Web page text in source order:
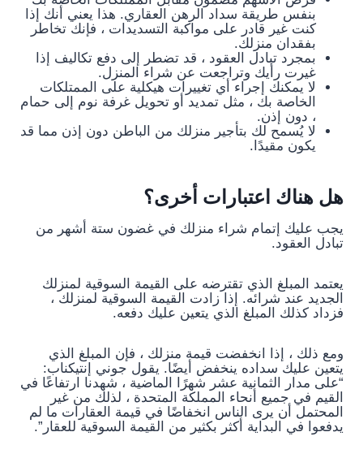
بنفس طريقة سداد الرهن العقاري. هذا يعني أنك إذا
كنت غير قادر على مواكبة التسديدات ، فإنك تخاطر
بفقدان منزلك.
بمجرد تبادل العقود ، قد تضطر إلى دفع تكاليف إذا
غيرت رأيك وتراجعت عن شراء المنزل.
لا يمكنك إجراء أي تغييرات هيكلية على الممتلكات
الخاصة بك ، مثل تمديد أو تحويل غرفة نوم إلى حمام
، دون إذن.
لا يُسمح لك بتأجير منزلك من الباطن دون إذن مما قد
يكون مقيدًا.
هل هناك اعتبارات أخرى؟
يجب عليك إتمام شراء منزلك في غضون ستة أشهر من
تبادل العقود.
يعتمد المبلغ الذي تقترضه على القيمة السوقية لمنزلك
الجديد عند شرائه. إذا زادت القيمة السوقية لمنزلك ،
فزداد كذلك المبلغ الذي يتعين عليك دفعه.
ومع ذلك ، إذا انخفضت قيمة منزلك ، فإن المبلغ الذي
يتعين عليك سداده ينخفض ​​أيضًا. يقول جوني إنتيكناب:
“على مدار الثمانية عشر شهرًا الماضية ، شهدنا ارتفاعًا في
القيم في جميع أنحاء المملكة المتحدة ، لذلك من غير
المحتمل أن يرى الناس انخفاضًا في قيمة العقارات ما لم
يدفعوا في البداية أكثر بكثير من القيمة السوقية للعقار”.